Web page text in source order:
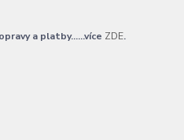
a platby......více ZDE.